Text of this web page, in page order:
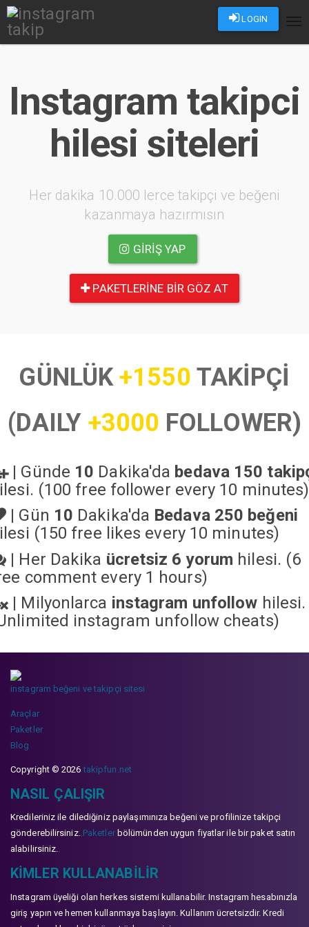
LOGIN
Instagram takipci
hilesi siteleri
Her dakika 10.000 lerce takipçi ve beğeni
kazanmaya hazırmısın
GIRIŞ YAP
PAKETLERINE BIR GÖZ AT
GÜNLÜK+1550 TAKİPÇİ
(DAILY +3000 FOLLOWER)
| Günde 10 Dakika'da bedava 150
(100 free follower every 10 minutes)
| Gün 10 Dakika'da Bedava 250 beğeni
(150 free likes every 10 minutes)
| Her Dakika ücretsiz 6 yorum hilesi. (6
comment every 1 hours)
| Milyonlarca instagram unfollow hilesi.
instagram unfollow cheats)
instagram beğeni ve takipçi sitesi
Araçlar
Paketler
Blog
Copyright © 2026takipfun.net
NASIL ÇALIŞIR
Kredileriniz ile dilediğiniz paylaşımınıza beğeni ve profilinize takipçi
gönderebilirsiniz. Paketlerbölümünden uygun fiyatlar ile bir paket satın
alabilirsiniz.
KIMLER KULLANABILIR
Instagram üyeliği olan herkes sistemi kullanabilir. Instagram hesabınızla
giriş yapın ve hemen kullanmaya başlayın. Kullanım ücretsizdir. Kredi